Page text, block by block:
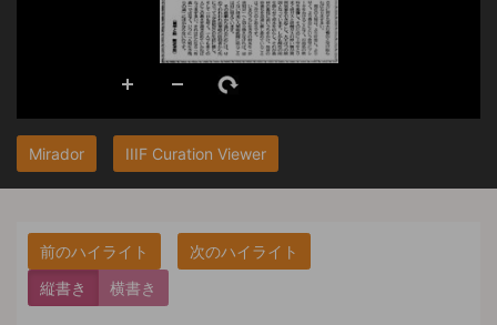
Mirador IIIF Curation Viewer
縦書き 横書き